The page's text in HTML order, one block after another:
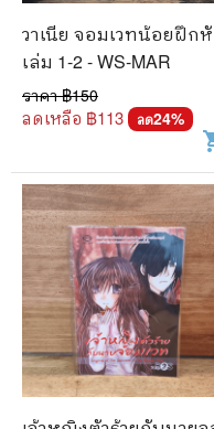
วาเนีย จอมเวทน้อยฝึก
เล่ม 1-2 - WS-MAR
ราคา ฿150
ลดเหลือ ฿113 ลด24%